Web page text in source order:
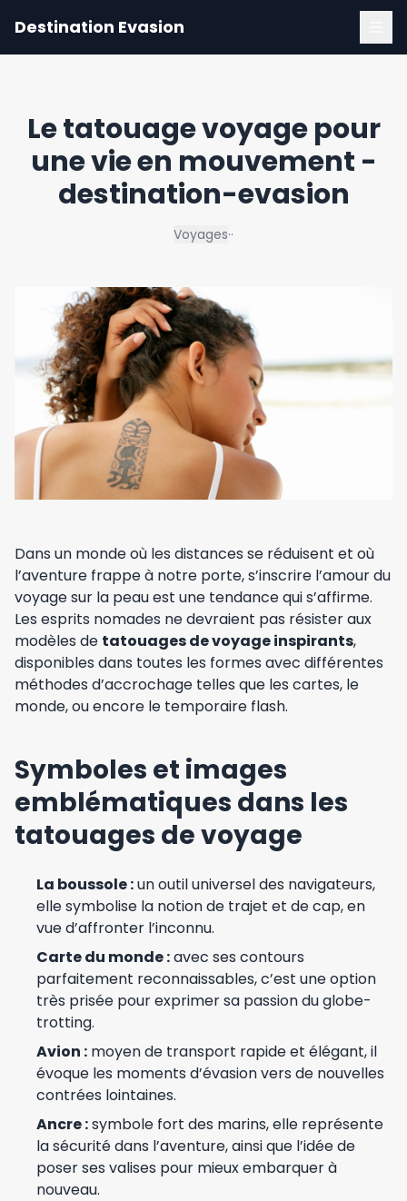
Destination Evasion
Le tatouage voyage pour
une vie en mouvement -
destination-evasion
Voyages··
Dans un monde où les distances se réduisent et où
l’aventure frappe à notre porte, s’inscrire l’amour du
voyage sur la peau est une tendance qui s’affirme.
Les esprits nomades ne devraient pas résister aux
modèles de tatouages de voyage inspirants,
disponibles dans toutes les formes avec différentes
méthodes d’accrochage telles que les cartes, le
monde, ou encore le temporaire flash.
Symboles et images
emblématiques dans les
tatouages de voyage
La boussole :un outil universel des navigateurs,
elle symbolise la notion de trajet et de cap, en
vue d’affronter l’inconnu.
Carte du monde :avec ses contours
parfaitement reconnaissables, c’est une option
très prisée pour exprimer sa passion du globe-
trotting.
Avion : moyen de transport rapide et élégant, il
évoque les moments d’évasion vers de nouvelles
contrées lointaines.
Ancre :symbole fort des marins, elle représente
la sécurité dans l’aventure, ainsi que l’idée de
poser ses valises pour mieux embarquer à
nouveau.